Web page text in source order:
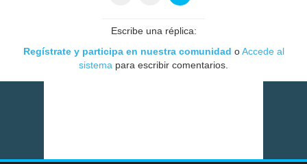
Escribe una réplica:
Regístrate y participa en nuestra comunidad oAccede al
sistema para escribir comentarios.